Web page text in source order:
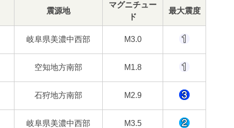
震源地
マグニチュー
ド
最大震度
岐阜県美濃中西部 M3.0
空知地方南部 M1.8
石狩地方南部 M2.9
岐阜県美濃中西部 M3.5